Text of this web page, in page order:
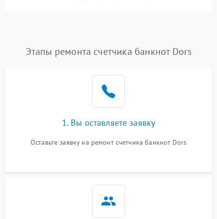
Этапы ремонта счетчика банкнот Dors
1. Вы оставляете заявку
Оставьте заявку на ремонт счетчика банкнот Dors